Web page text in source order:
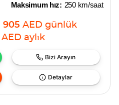
Maksimum hız: 250 km/saat
905 AED günlük
AED aylık
Bizi Arayın
Detaylar